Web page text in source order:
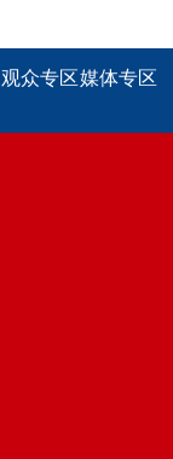
观众专区媒体专区